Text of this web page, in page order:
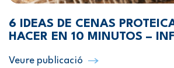
6 IDEAS DE CENAS
HACER EN 10 MINUTOS –
Veure publicació